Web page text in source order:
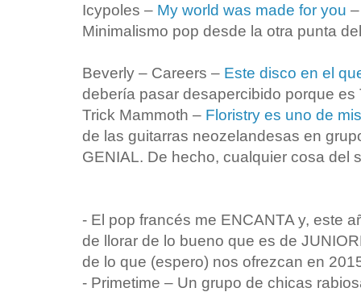
Icypoles – My world was made for you
Minimalismo pop desde la otra punta
Beverly – Careers – Este disco en el
debería pasar desapercibido porque
Trick Mammoth – Floristry es uno de
de las guitarras neozelandesas en
GENIAL. De hecho, cualquier cosa del
- El pop francés me ENCANTA y, este
de llorar de lo bueno que es de
de lo que (espero) nos ofrezcan en
- Primetime – Un grupo de chicas